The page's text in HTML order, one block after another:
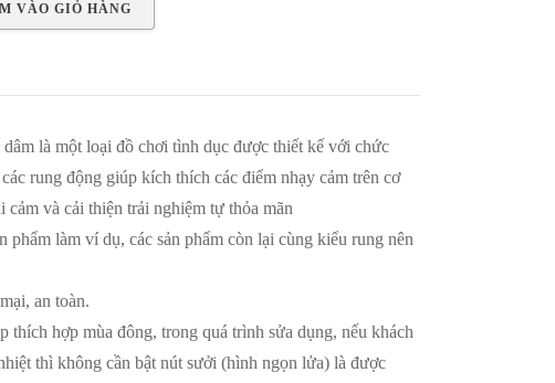
VÀO GIỎ HÀNG
là một loại đồ chơi tình dục được thiết kế với chức
rung động giúp kích thích các điểm nhạy cảm trên cơ
cảm và cải thiện trải nghiệm tự thỏa mãn
phẩm làm ví dụ, các sản phẩm còn lại cùng kiểu rung nên
an toàn.
thích hợp mùa đông, trong quá trình sửa dụng, nếu khách
thì không cần bật nút sưởi (hình ngọn lửa) là được